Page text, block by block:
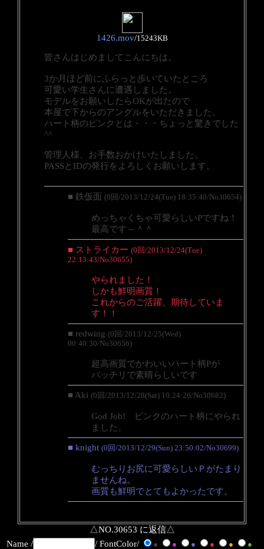
1426.mov/15243KB
皆さんはじめましてこんにちは。
3か月ほど前にふらっと歩いていたところ
可愛い学生さんに遭遇しました。
モデルをお願いしたらOKが出たので
本屋で下からのアングルをいただきました。
ハート柄のピンクとは・・・ちょっと驚きでした
^^
管理人様、お手数おかけいたしました。
PASSとIDの発行をよろしくお願いします。
■ 鉄仮面 (0回/2013/12/24(Tue) 18:35:40/No30654)
めっちゃくちゃ可愛らしいPですね！
最高です～＾＾
■ ストライカー (0回/2013/12/24(Tue)
22:13:43/No30655)
やられました！
しかも鮮明画質！
これからのご活躍、期待していま
す！！
■ redwing (0回/2013/12/25(Wed)
00:40:30/No30656)
超高画質でかわいいハート柄Pが
バッチリで素晴らしいです
■ Aki (0回/2013/12/28(Sat) 10:24:26/No30682)
God Job! ピンクのハート柄にやられ
ました。
■ knight (0回/2013/12/29(Sun) 23:50:02/No30699)
むっちりお尻に可愛らしいＰがたまり
ませんね。
画質も鮮明でとてもよかったです。
△NO.30653 に返信△
Name /
/ FontColor/ ● ● ● ● ●
●